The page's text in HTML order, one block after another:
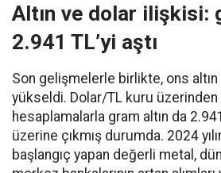
Altın ve dolar ilişkisi:
2.941 TL’yi aştı
Son gelişmelerle birlikte, ons
yükseldi. Dolar/TL kuru üzerinden
hesaplamalarla gram altın da
üzerine çıkmış durumda. 2024
başlangıç yapan değerli metal,